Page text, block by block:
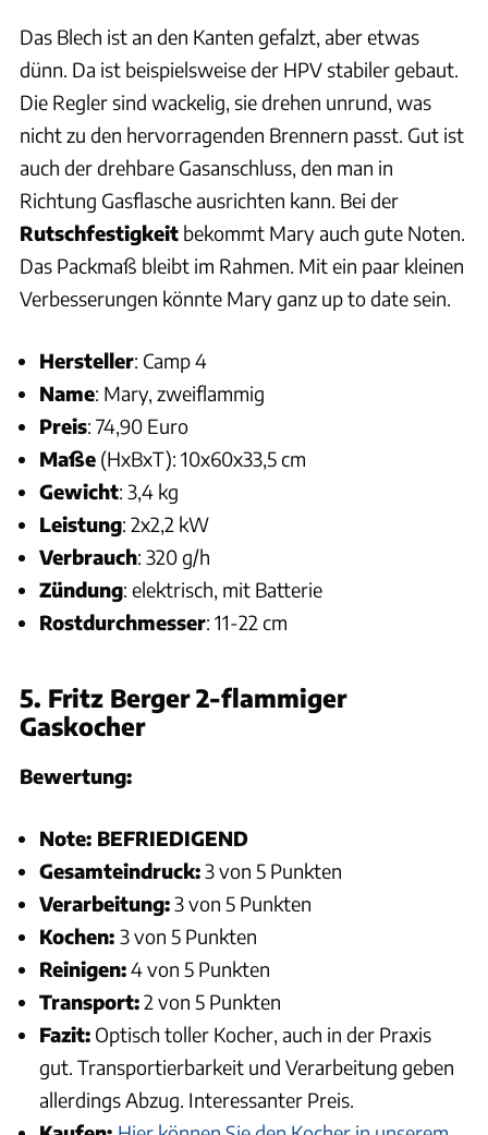
Das Blech ist an den Kanten gefalzt, aber etwas
dünn. Da ist beispielsweise der HPV stabiler gebaut.
Die Regler sind wackelig, sie drehen unrund, was
nicht zu den hervorragenden Brennern passt. Gut ist
auch der drehbare Gasanschluss, den man in
Richtung Gasflasche ausrichten kann. Bei der
Rutschfestigkeit bekommt Mary auch gute Noten.
Das Packmaß bleibt im Rahmen. Mit ein paar kleinen
Verbesserungen könnte Mary ganz up to date sein.
Hersteller: Camp 4
Name: Mary, zweiflammig
Preis: 74,90 Euro
Maße (HxBxT): 10x60x33,5 cm
Gewicht: 3,4 kg
Leistung: 2x2,2 kW
Verbrauch: 320 g/h
Zündung: elektrisch, mit Batterie
Rostdurchmesser: 11-22 cm
5. Fritz Berger 2-flammiger
Gaskocher
Bewertung:
Note: BEFRIEDIGEND
Gesamteindruck:3 von 5 Punkten
Verarbeitung:3 von 5 Punkten
Kochen: 3 von 5 Punkten
Reinigen:4 von 5 Punkten
Transport:2 von 5 Punkten
Fazit: Optisch toller Kocher, auch in der Praxis
gut. Transportierbarkeit und Verarbeitung geben
allerdings Abzug. Interessanter Preis.